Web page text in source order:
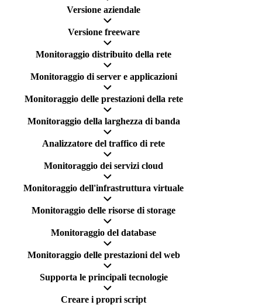
Versione aziendale
Versione freeware
Monitoraggio distribuito della rete
Monitoraggio di server e applicazioni
Monitoraggio delle prestazioni della rete
Monitoraggio della larghezza di banda
Analizzatore del traffico di rete
Monitoraggio dei servizi cloud
Monitoraggio dell'infrastruttura virtuale
Monitoraggio delle risorse di storage
Monitoraggio del database
Monitoraggio delle prestazioni del web
Supporta le principali tecnologie
Creare i propri script